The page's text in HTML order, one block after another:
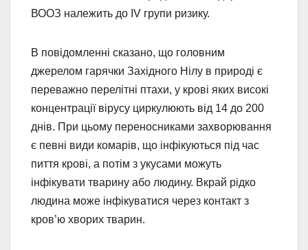
ВООЗ належить до IV групи ризику.
В повідомленні сказано, що головним
джерелом гарячки Західного Нілу в природі є
переважно перелітні птахи, у крові яких високі
концентрації вірусу циркулюють від 14 до 200
днів. При цьому переносниками захворювання
є певні види комарів, що інфікуються під час
пиття крові, а потім з укусами можуть
інфікувати тварину або людину. Вкрай рідко
людина може інфікуватися через контакт з
кров’ю хворих тварин.